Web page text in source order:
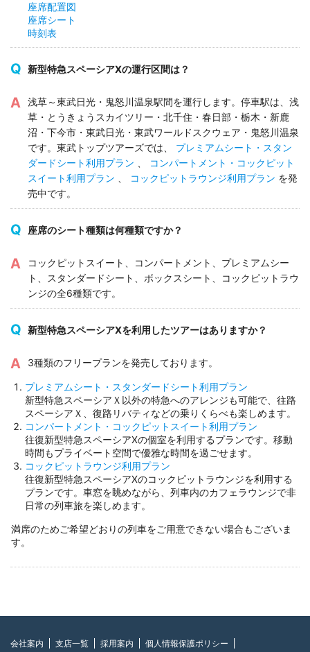
座席配置図
座席シート
時刻表
新型特急スペーシアXの運行区間は？
浅草～東武日光・鬼怒川温泉駅間を運行します。停車駅は、浅
草・とうきょうスカイツリー・北千住・春日部・栃木・新鹿
沼・下今市・東武日光・東武ワールドスクウェア・鬼怒川温泉
です。東武トップツアーズでは、 プレミアムシート・スタン
ダードシート利用プラン 、
コンパートメント・コックピット
スイート利用プラン 、 コックピットラウンジ利用プラン を発
売中です。
座席のシート種類は何種類ですか？
コックピットスイート、コンパートメント、プレミアムシー
ト、スタンダードシート、ボックスシート、コックピットラウ
ンジの全6種類です。
新型特急スペーシアXを利用したツアーはありますか？
3種類のフリープランを発売しております。
プレミアムシート・スタンダードシート利用プラン
新型特急スペーシアＸ以外の特急へのアレンジも可能で、往路
スペーシアＸ、復路リバティなどの乗りくらべも楽しめます。
コンパートメント・コックピットスイート利用プラン
往復新型特急スペーシアXの個室を利用するプランです。移動
時間もプライベート空間で優雅な時間を過ごせます。
コックピットラウンジ利用プラン
往復新型特急スペーシアXのコックピットラウンジを利用する
プランです。車窓を眺めながら、列車内のカフェラウンジで非
日常の列車旅を楽しめます。
満席のためご希望どおりの列車をご用意できない場合もございま
す。
会社案内 支店一覧 採用案内 個人情報保護ポリシー